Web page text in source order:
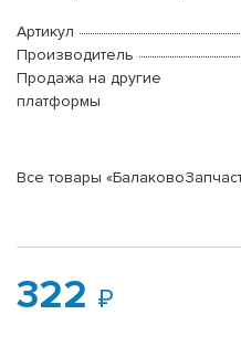
Артикул
Производитель
Продажа на другие
платформы
Все товары
322